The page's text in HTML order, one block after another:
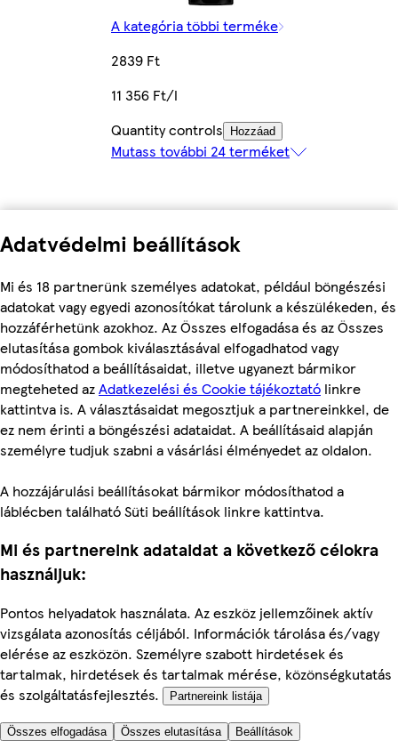
Adatvédelmi beállítások
Mi és 18 partnerünk személyes adatokat, például böngészési
adatokat vagy egyedi azonosítókat tárolunk a készülékeden, és
hozzáférhetünk azokhoz. Az Összes elfogadása és az Összes
elutasítása gombok kiválasztásával elfogadhatod vagy
módosíthatod a beállításaidat, illetve ugyanezt bármikor
megteheted azAdatkezelési és Cookie tájékoztató linkre
kattintva is. A választásaidat megosztjuk a partnereinkkel, de
ez nem érinti a böngészési adataidat. A beállításaid alapján
személyre tudjuk szabni a vásárlási élményedet az oldalon.
A hozzájárulási beállításokat bármikor módosíthatod a
láblécben található Süti beállítások linkre kattintva.
Mi és partnereink adataidat a következő célokra
használjuk:
Pontos helyadatok használata. Az eszköz jellemzőinek aktív
vizsgálata azonosítás céljából. Információk tárolása és/vagy
elérése az eszközön. Személyre szabott hirdetések és
tartalmak, hirdetések és tartalmak mérése, közönségkutatás
és szolgáltatásfejlesztés.
Partnereink listája
Összes elfogadása Összes elutasítása Beállítások
A kategória többi terméke
2839 Ft
11 356 Ft/l
Quantity controls
Hozzáad
Mutass további 24 terméket